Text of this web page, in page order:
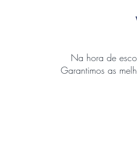
Na hora de
Garantimos as